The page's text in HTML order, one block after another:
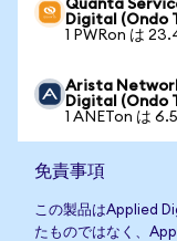
Quanta
Digital (Ondo
1 PWRon は
Arista
Digital (Ondo
1 ANETon は
免責事項
この製品はApplied
たものではなく、